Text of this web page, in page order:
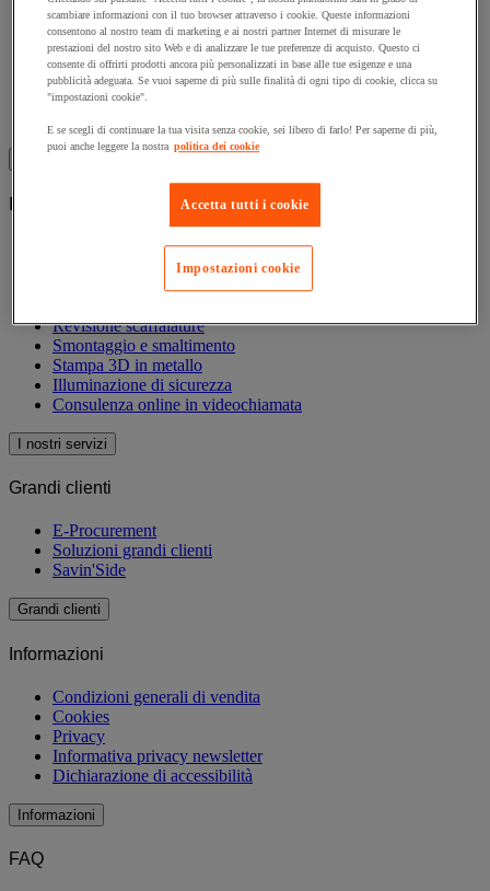
La nostra offerta eco-responsabile
Richiesta catalogo generale
Mercato Elettronico PA
Recensioni
Manutan Eco-Score
Tutti i nostri servizi
Richiesta d'offerta
Recesso e postvendita
Revisione scaffalature
Smontaggio e smaltimento
Stampa 3D in metallo
Illuminazione di sicurezza
Consulenza online in videochiamata
I nostri servizi
Grandi clienti
E-Procurement
Soluzioni grandi clienti
Savin'Side
Grandi clienti
Informazioni
Condizioni generali di vendita
Cookies
Privacy
Informativa privacy newsletter
Dichiarazione di accessibilità
Informazioni
FAQ
scambiare informazioni con il tuo browser attraverso i cookie. Queste informazioni
consentono al nostro team di marketing e ai nostri partner Internet di misurare le
prestazioni del nostro sito Web e di analizzare le tue preferenze di acquisto. Questo ci
consente di offrirti prodotti ancora più personalizzati in base alle tue esigenze e una
pubblicità adeguata. Se vuoi saperne di più sulle finalità di ogni tipo di cookie, clicca su
"impostazioni cookie".
E se scegli di continuare la tua visita senza cookie, sei libero di farlo! Per saperne di più,
puoi anche leggere la nostra politica dei cookie
Accetta tutti i cookie
Impostazioni cookie